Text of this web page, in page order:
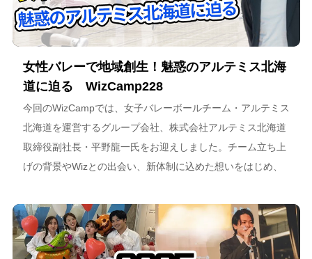
女性バレーで地域創生！魅惑のアルテミス北海
道に迫る WizCamp228
今回のWizCampでは、女子バレーボールチーム・アルテミス
北海道を運営するグループ会社、株式会社アルテミス北海道
取締役副社長・平野龍一氏をお迎えしました。チーム立ち上
げの背景やWizとの出会い、新体制に込めた想いをはじめ、
海道が描く今後のビジョンについて語っています。